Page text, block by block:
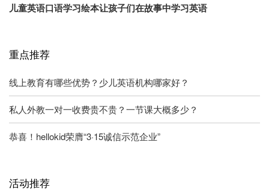
儿童英语口语学习绘本让孩子们在故事中学习英语
重点推荐
线上教育有哪些优势？少儿英语机构哪家好？
私人外教一对一收费贵不贵？一节课大概多少？
恭喜！hellokid荣膺“3·15诚信示范企业”
活动推荐